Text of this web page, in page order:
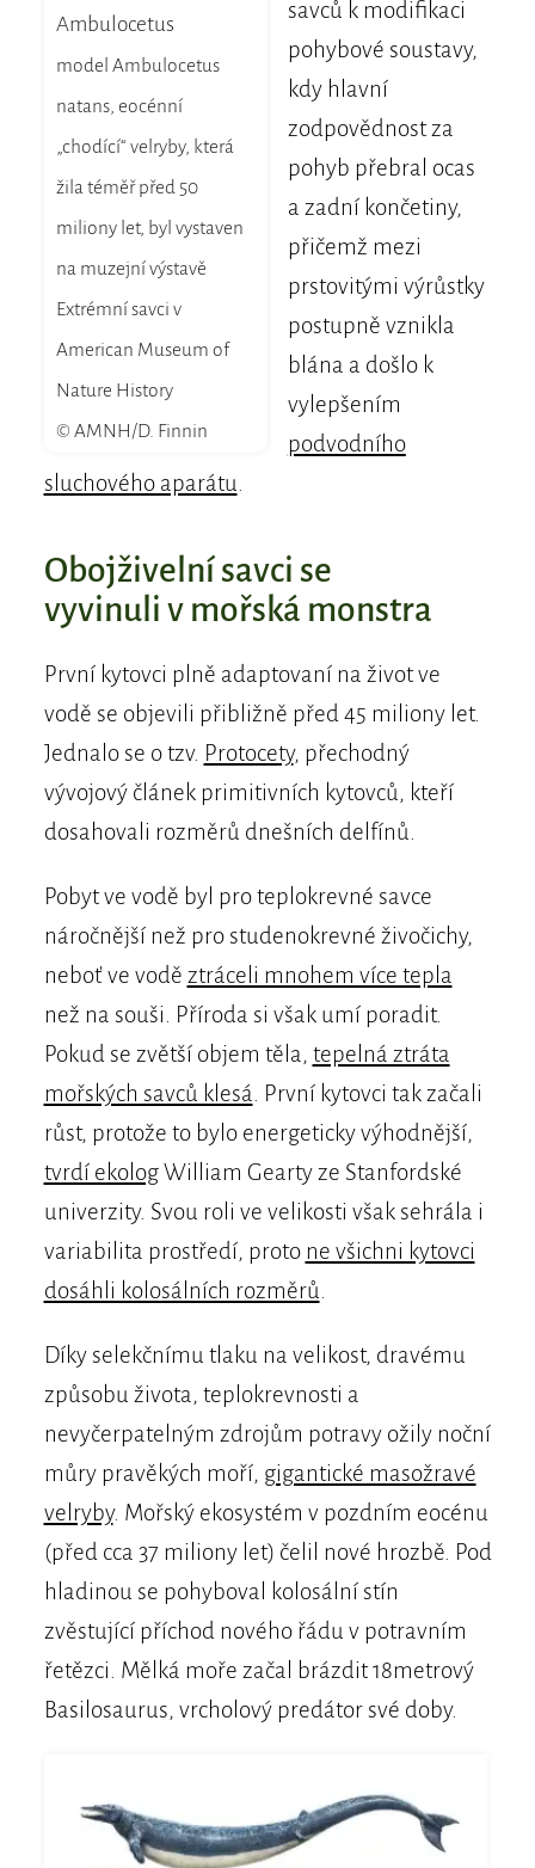
Ambulocetus
model Ambulocetus
natans, eocénní
„chodící“ velryby, která
žila téměř před 50
miliony let, byl vystaven
na muzejní výstavě
Extrémní savci v
American Museum of
Nature History
© AMNH/D. Finnin
savců k modifikaci
pohybové soustavy,
kdy hlavní
zodpovědnost za
pohyb přebral ocas
a zadní končetiny,
přičemž mezi
prstovitými výrůstky
postupně vznikla
blána a došlo k
vylepšením
podvodního
sluchového aparátu
Obojživelní savci se
vyvinuli v mořská monstra
První kytovci plně adaptovaní na život ve
vodě se objevili přibližně před 45 miliony let.
Jednalo se o tzv. Protocety, přechodný
vývojový článek primitivních kytovců, kteří
dosahovali rozměrů dnešních delfínů.
Pobyt ve vodě byl pro teplokrevné savce
náročnější než pro studenokrevné živočichy,
neboť ve vodě ztráceli mnohem více tepla
než na souši. Příroda si však umí poradit.
Pokud se zvětší objem těla, tepelná ztráta
mořských savců klesá . První kytovci tak začali
růst, protože to bylo energeticky výhodnější,
tvrdí ekologWilliam Gearty ze Stanfordské
univerzity. Svou roli ve velikosti však sehrála i
variabilita prostředí, proto ne všichni kytovci
dosáhli kolosálních rozměrů
Díky selekčnímu tlaku na velikost, dravému
způsobu života, teplokrevnosti a
nevyčerpatelným zdrojům potravy ožily noční
můry pravěkých moří, gigantické masožravé
velryby. Mořský ekosystém v pozdním eocénu
(před cca 37 miliony let) čelil nové hrozbě. Pod
hladinou se pohyboval kolosální stín
zvěstující příchod nového řádu v potravním
řetězci. Mělká moře začal brázdit 18metrový
Basilosaurus, vrcholový predátor své doby.